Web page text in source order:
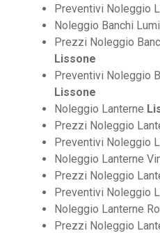
Preventivi Noleggio
Noleggio Banchi
Prezzi Noleggio
Lissone
Preventivi Noleggio
Lissone
Noleggio Lanterne
Prezzi Noleggio
Preventivi Noleggio
Noleggio Lanterne
Prezzi Noleggio
Preventivi Noleggio
Noleggio Lanterne
Prezzi Noleggio